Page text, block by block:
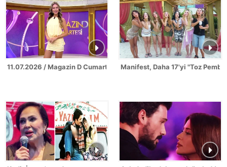
11.07.2026 / Magazin D Cumartesi Manifest, Daha 17'yi "Toz